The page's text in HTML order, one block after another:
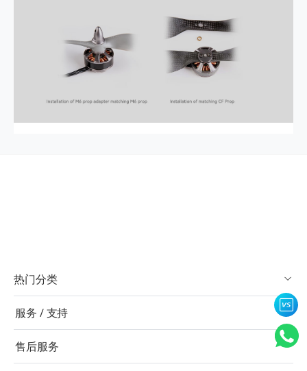
热门分类
服务 / 支持
售后服务